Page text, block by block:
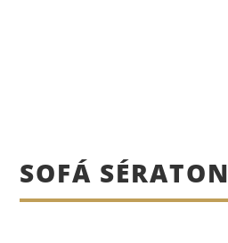
SOFÁ SÉRATON